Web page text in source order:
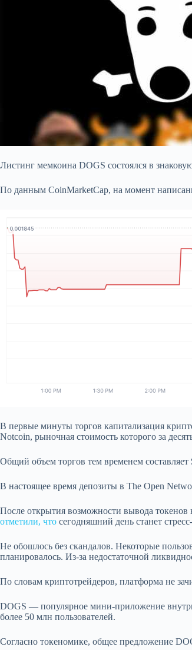
Листинг мемкоина DOGS состоялся в
По данным CoinMarketCap, на момент
В первые минуты торгов капитализация
Notcoin, рыночная стоимость которого за
Общий объем торгов тем временем
В настоящее время депозиты в The Open
После открытия возможности вывода
отметили, что сегодняшний день станет
Не обошлось без скандалов. Некоторые
планировалось. Из-за недостаточной
По словам криптотрейдеров, платформа не
DOGS — популярное мини-приложение
более 50 млн пользователей.
Согласно токеномике, общее предложение